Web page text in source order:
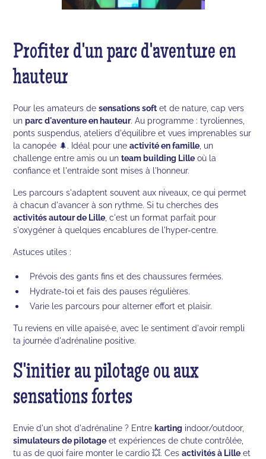
Profiter d'un parc d'aventure en
hauteur
Pour les amateurs desensations soft et de nature, cap vers
unparc d'aventure en hauteur. Au programme : tyroliennes,
ponts suspendus, ateliers d'équilibre et vues imprenables sur
la canopée 🌲. Idéal pour uneactivité en famille , un
challenge entre amis ou unteam building Lille où la
confiance et l'entraide sont mises à l'honneur.
Les parcours s'adaptent souvent aux niveaux, ce qui permet
à chacun d'avancer à son rythme. Si tu cherches des
activités autour de Lille , c'est un format parfait pour
s'oxygéner à quelques encablures de l'hyper-centre.
Astuces utiles :
Prévois des gants fins et des chaussures fermées.
Hydrate-toi et fais des pauses régulières.
Varie les parcours pour alterner effort et plaisir.
Tu reviens en ville apaisé·e, avec le sentiment d'avoir rempli
ta journée d'adrénaline positive.
S'initier au pilotage ou aux
sensations fortes
Envie d'un shot d'adrénaline ? Entrekarting indoor/outdoor,
simulateurs de pilotage et expériences de chute contrôlée,
tu as de quoi faire monter le cardio 💥. Cesactivités à Lille et